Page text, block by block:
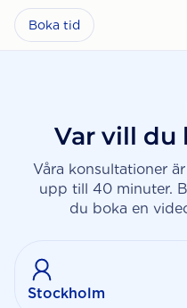
Boka tid
Var vill du
Våra konsultationer
upp till 40 minuter.
du boka en
Stockholm